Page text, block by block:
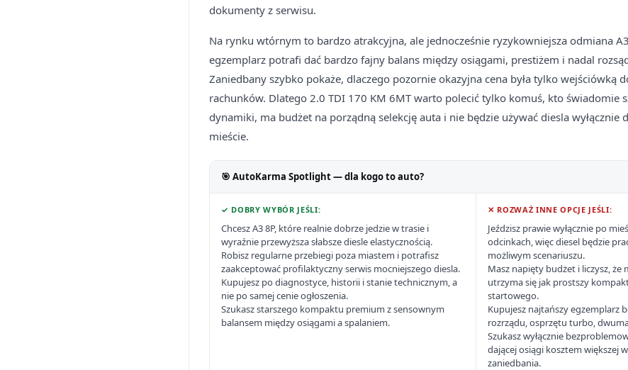
dokumenty z serwisu.
Na rynku wtórnym to bardzo atrakcyjna, ale jednocześnie ryzykowniejsza odmiana
egzemplarz potrafi dać bardzo fajny balans między osiągami, prestiżem i nadal
Zaniedbany szybko pokaże, dlaczego pozornie okazyjna cena była tylko wejściówką
rachunków. Dlatego 2.0 TDI 170 KM 6MT warto polecić tylko komuś, kto świadomie
dynamiki, ma budżet na porządną selekcję auta i nie będzie używać diesla
mieście.
🎯 AutoKarma Spotlight — dla kogo to auto?
✓ DOBRY WYBÓR JEŚLI:
Chcesz A3 8P, które realnie dobrze jedzie w trasie i
wyraźnie przewyższa słabsze diesle elastycznością.
Robisz regularne przebiegi poza miastem i potrafisz
zaakceptować profilaktyczny serwis mocniejszego diesla.
Kupujesz po diagnostyce, historii i stanie technicznym, a
nie po samej cenie ogłoszenia.
Szukasz starszego kompaktu premium z sensownym
balansem między osiągami a spalaniem.
✕ ROZWAŻ INNE OPCJE JEŚLI:
Jeździsz prawie wyłącznie po
odcinkach, więc diesel będzie
możliwym scenariuszu.
Masz napięty budżet i liczysz, że
utrzyma się jak prostszy
startowego.
Kupujesz najtańszy egzemplarz
rozrządu, osprzętu turbo,
Szukasz wyłącznie
dającej osiągi kosztem większej
zaniedbania.